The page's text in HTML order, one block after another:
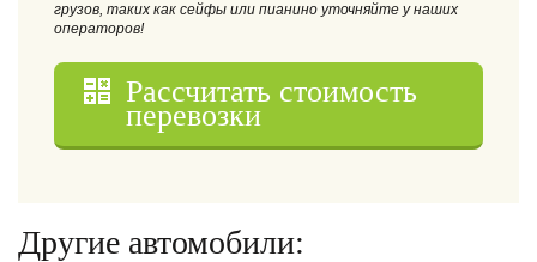
грузов, таких как сейфы или пианино уточняйте у наших
операторов!
Рассчитать стоимость
перевозки
Другие автомобили: